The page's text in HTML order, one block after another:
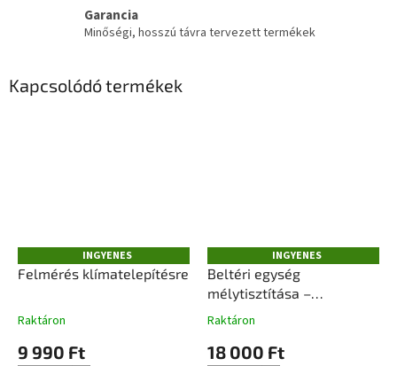
Garancia
Minőségi, hosszú távra tervezett termékek
Kapcsolódó termékek
I
N
S
INGYENES
Felmérés klímatelepítésre
Raktáron
9 990 Ft
I
N
G
Y
S
INGYENES
Beltéri egység
mélytisztítása –
professzionális eljárással
Raktáron
18 000 Ft